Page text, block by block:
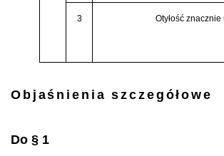
3 Otyłość
Objaśnienia szczegółowe
Do § 1